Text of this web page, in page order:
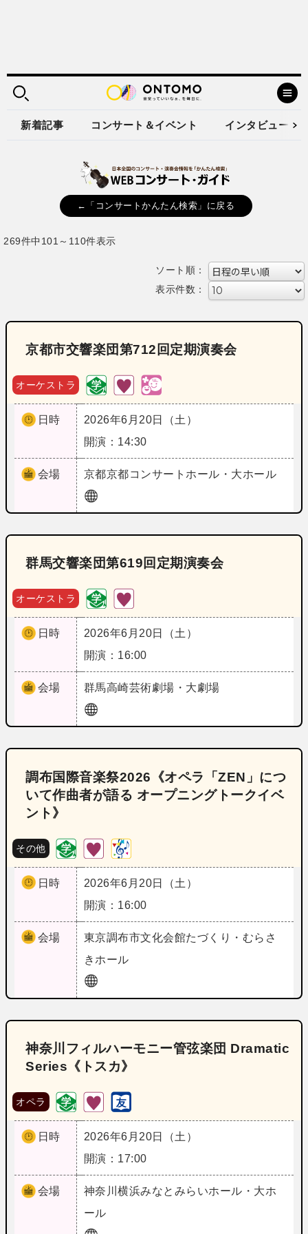
新着記事 コンサート＆イベント インタビュー
←「コンサートかんたん検索」に戻る
269件中101～110件表示
ソート順：
表示件数：
京都市交響楽団第712回定期演奏会
オーケストラ
日時
2026年6月20日（土）
開演：14:30
会場 京都京都コンサートホール・大ホール
群馬交響楽団第619回定期演奏会
オーケストラ
日時
2026年6月20日（土）
開演：16:00
会場 群馬高崎芸術劇場・大劇場
調布国際音楽祭2026《オペラ「ZEN」につ
いて作曲者が語る オープニングトークイベ
ント》
その他
日時
2026年6月20日（土）
開演：16:00
会場 東京調布市文化会館たづくり・むらさ
きホール
神奈川フィルハーモニー管弦楽団 Dramatic
Series《トスカ》
オペラ
日時
2026年6月20日（土）
開演：17:00
会場 神奈川横浜みなとみらいホール・大ホ
ール